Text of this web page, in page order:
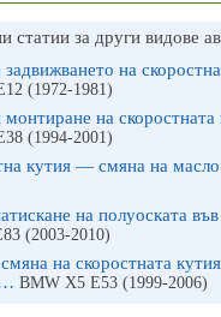
статии за други видове
задвижването на
(1972-1981)
на скоростната
(1994-2001)
кутия — смяна на масло
на полуоската
(2003-2010)
на скоростната
BMW X5 E53 (1999-2006)